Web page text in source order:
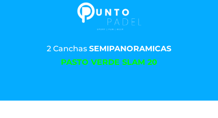
2 Canchas SEMIPANORAMICAS
PASTO VERDE SLAM 20